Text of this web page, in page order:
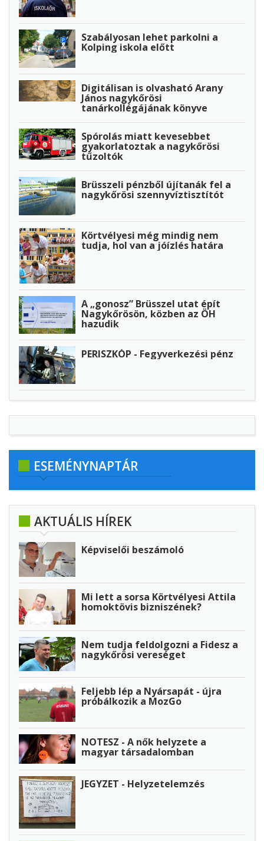
Szabályosan lehet parkolni a
Kolping iskola előtt
Digitálisan is olvasható Arany
János nagykőrösi
tanárkollégájának könyve
Spórolás miatt kevesebbet
gyakorlatoztak a nagykőrösi
tűzoltók
Brüsszeli pénzből újítanák fel a
nagykőrösi szennyvíztisztítót
Körtvélyesi még mindig nem
tudja, hol van a jóízlés határa
A „gonosz” Brüsszel utat épít
Nagykőrösön, közben az ÖH
hazudik
PERISZKÓP - Fegyverkezési pénz
ESEMÉNYNAPTÁR
AKTUÁLIS HÍREK
Képviselői beszámoló
Mi lett a sorsa Körtvélyesi Attila
homoktövis bizniszének?
Nem tudja feldolgozni a Fidesz a
nagykőrösi vereséget
Feljebb lép a Nyársapát - újra
próbálkozik a MozGo
NOTESZ - A nők helyzete a
magyar társadalomban
JEGYZET - Helyzetelemzés